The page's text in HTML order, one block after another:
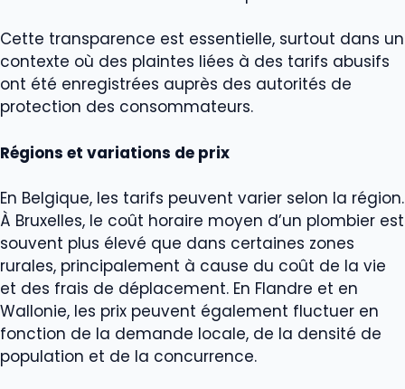
Cette transparence est essentielle, surtout dans un
contexte où des plaintes liées à des tarifs abusifs
ont été enregistrées auprès des autorités de
protection des consommateurs.
Régions et variations de prix
En Belgique, les tarifs peuvent varier selon la région.
À Bruxelles, le coût horaire moyen d’un plombier est
souvent plus élevé que dans certaines zones
rurales, principalement à cause du coût de la vie
et des frais de déplacement. En Flandre et en
Wallonie, les prix peuvent également fluctuer en
fonction de la demande locale, de la densité de
population et de la concurrence.